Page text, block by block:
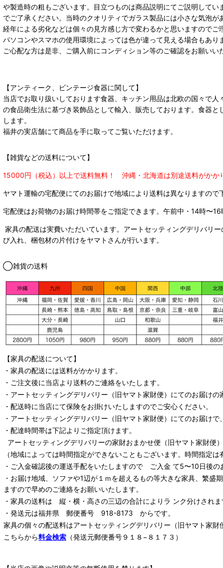
や製造時の粗もございます。目立つものは商品説明にてご説明して
でご了承ください。当時のクオリティでガラス製品には小さな気泡が
経年による劣化などは個々の見方感じ方で変わるかと思いますのでご
パソコンやスマホの使用環境によっては色が違って見える場合もあ
ご心配な方は是非、ご購入前にコンディション等のご確認をお願い
【アンティーク、ビンテージ食器に関して】
当店でお取り扱いしております食器、キッチン用品は北欧の国々で
の食品衛生法に基づき装飾品として輸入、販売しております。食器
します。
福井の実店舗にて商品を手に取ってご覧いただけます。
【雑貨などの送料について】
15000円（税込）以上で送料無料！ 沖縄・北海道は別途送料がかか
ヤマト運輸の宅配便にてのお届けで地域により送料は異なりますので
宅配便はお荷物のお届け時間帯をご指定できます。 午前中・14時〜
家具の配送は実費いただいています。アートセッティングデリバリ
び入れ、梱包材の片付けをヤマトさんが行います。
◯雑貨の送料
【家具の配送について】
・家具の配送には送料がかかります。
・ご注文後に当店より送料のご連絡をいたします。
・ アートセッティングデリバリー （旧ヤマト家財便） にてのお届けの
・配送時に当店にて保険をお掛けいたしますのでご安心ください。
・ アートセッティングデリバリー （旧ヤマト家財便） にてのお届けで
・配達時間帯は下記よりご指定頂けます。
アートセッティングデリバリーの家財おまかせ便 （旧ヤマト家財便
（地域によっては時間指定ができないこともございます。時間指定
・ご入金確認後の運送手配をいたしますので ご入金 て5〜10日後の
・お届け地域、ソファや1辺が１ｍを超えるもの等大きな家具、繁
ますので早めのご連絡をお願いいたします。
・家具の送料は 縦・横・高さの三辺の合計によりラ ンク分けされま
・発送元は福井県 郵便番号 918-8173 からです。
家具の個々の配送料はアートセッティングデリバリー （旧ヤマト家財
こちらから料金検索 （発送元郵便番号９１８−８１７３）